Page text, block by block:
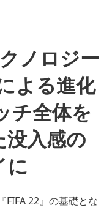
ノロジー
よる進化
チ全体を
没入感の
に
22』の基礎とな